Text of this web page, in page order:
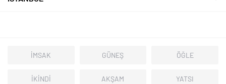
İMSAK GÜNEŞ ÖĞLE
İKİNDİ AKŞAM YATSI